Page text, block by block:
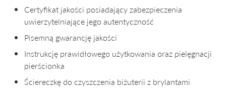
Certyfikat jakości posiadający zabezpieczenia
uwierzytelniające jego autentyczność
Pisemną gwarancję jakości
Instrukcję prawidłowego użytkowania oraz pielęgnacji
pierścionka
Ściereczkę do czyszczenia biżuterii z brylantami